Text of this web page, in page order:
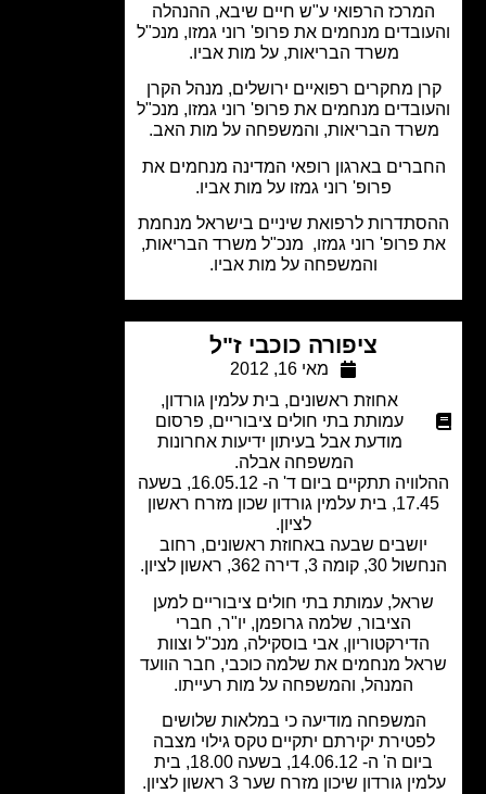
הרפואי ע"ש חיים שיבא, ההנהלה
מנחמים את פרופ' רוני גמזו, מנכ"ל
משרד הבריאות, על מות אביו.
מחקרים רפואיים ירושלים, מנהל הקרן
מנחמים את פרופ' רוני גמזו, מנכ"ל
הבריאות, והמשפחה על מות האב.
בארגון רופאי המדינה מנחמים את
פרופ' רוני גמזו על מות אביו.
לרפואת שיניים בישראל מנחמת
פרופ' רוני גמזו, מנכ"ל משרד הבריאות,
והמשפחה על מות אביו.
ציפורה כוכבי ז"ל
מאי 16, 2012
אחוזת ראשונים,בית עלמין גורדון,
עמותת בתי חולים ציבוריים,פרסום
מודעת אבל בעיתון ידיעות אחרונות
המשפחה אבלה.
ההלוויה תתקיים ביום ד' ה- 16.05.12, בשעה
17.45, בית עלמין גורדון שכון מזרח ראשון
יושבים שבעה באחוזת ראשונים, רחוב
3, דירה 362, ראשון לציון.
עמותת בתי חולים ציבוריים למען
הציבור, שלמה גרופמן, יו"ר, חברי
הדירקטוריון, אבי בוסקילה, מנכ"ל וצוות
מנחמים את שלמה כוכבי, חבר הוועד
המנהל, והמשפחה על מות רעייתו.
המשפחה מודיעה כי במלאות שלושים
יקירתם יתקיים טקס גילוי מצבה
ביום ה' ה- 14.06.12, בשעה 18.00, בית
גורדון שיכון מזרח שער 3 ראשון לציון.